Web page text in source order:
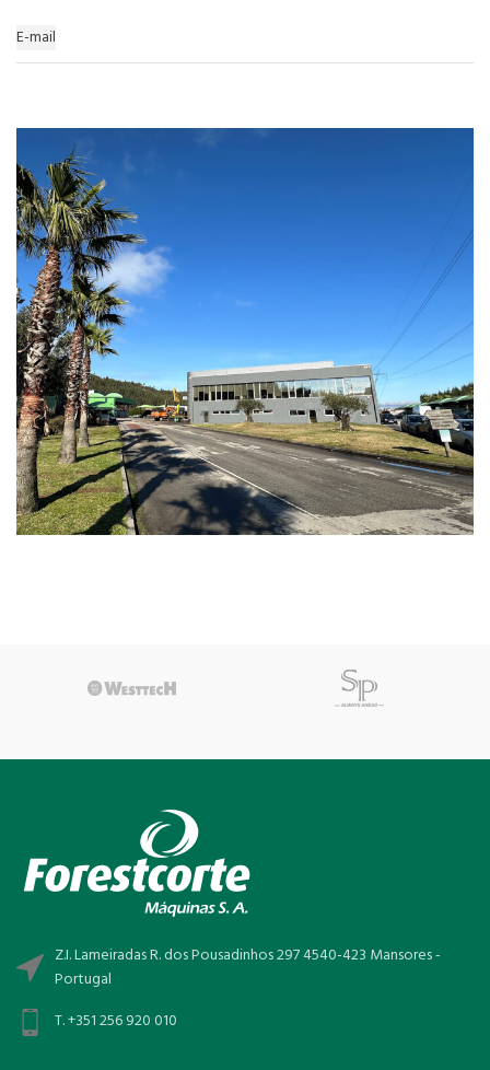
E-mail
Z.I. Lameiradas R. dos Pousadinhos 297 4540-423 Mansores -
Portugal
T. +351 256 920 010